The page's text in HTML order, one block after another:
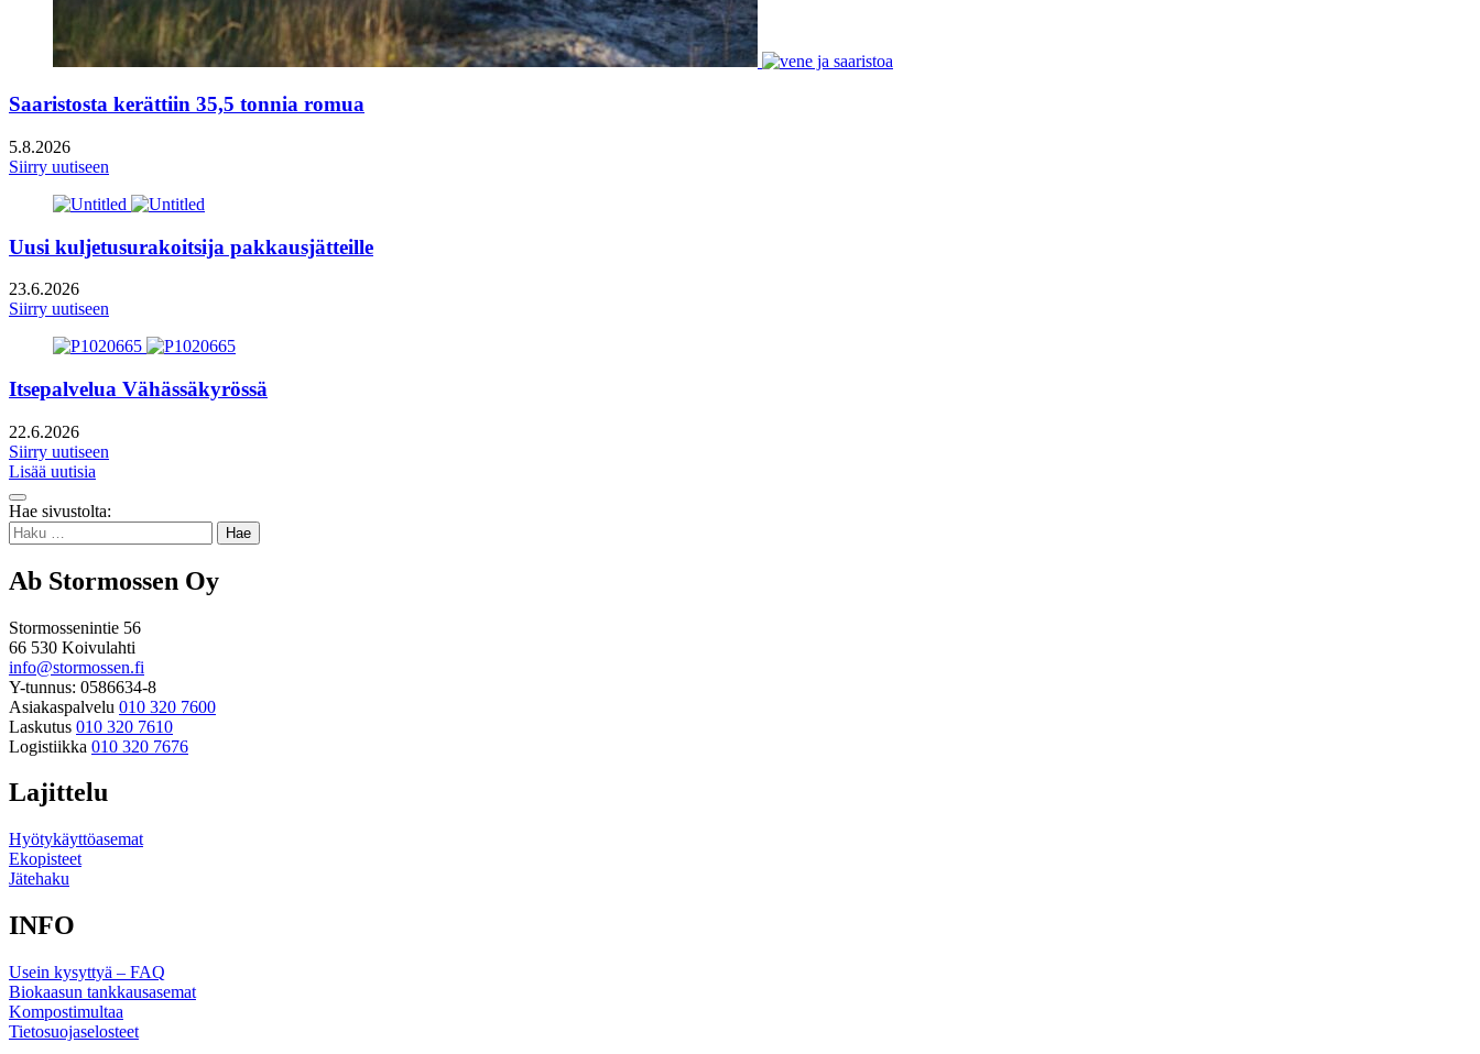
Saaristosta kerättiin 35,5 tonnia romua
5.8.2026
Siirry uutiseen
Uusi kuljetusurakoitsija pakkausjätteille
23.6.2026
Siirry uutiseen
Itsepalvelua Vähässäkyrössä
22.6.2026
Siirry uutiseen
Lisää uutisia
Takaisin
ylös
Hae sivustolta:
Haku:
Ab Stormossen Oy
Stormossenintie 56
66 530 Koivulahti
info@stormossen.fi
Y-tunnus: 0586634-8
Asiakaspalvelu 010 320 7600
Laskutus 010 320 7610
Logistiikka 010 320 7676
Lajittelu
Hyötykäyttöasemat
Ekopisteet
Jätehaku
INFO
Usein kysyttyä – FAQ
Biokaasun tankkausasemat
Kompostimultaa
Tietosuojaselosteet